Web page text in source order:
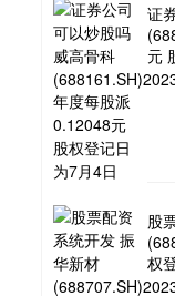
证
元
股
权